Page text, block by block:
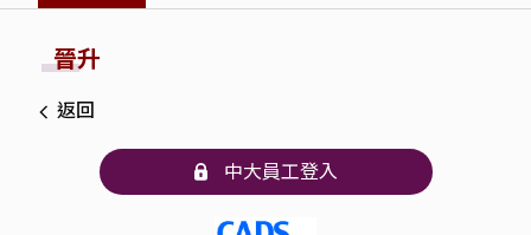
晉升
返回
中大員工登入